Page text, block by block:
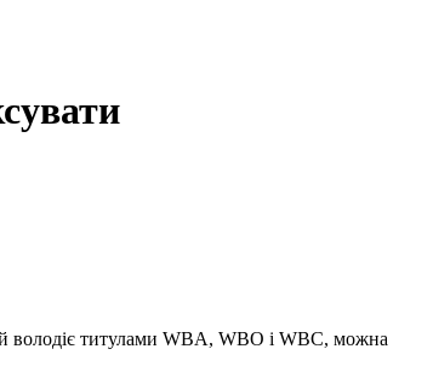
володіє титулами WBA, WBO і WBC, можна